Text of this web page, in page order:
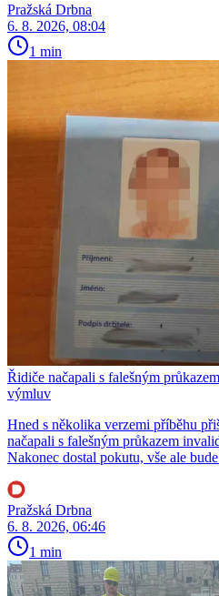
Pražská Drbna
6. 8. 2026, 08:04
1 min
Řidiče načapali s falešným
výmluv
Hned s několika verzemi příběhu
načapali s falešným průkazem
Nakonec dostal pokutu, vše ale
Pražská Drbna
6. 8. 2026, 06:46
1 min